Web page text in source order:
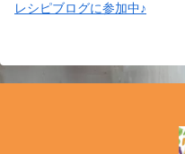
レシピブログに参加中♪